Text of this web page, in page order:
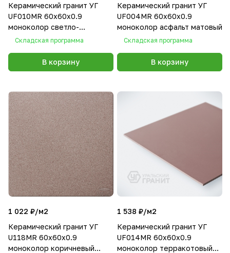
Керамический гранит УГ
UF010MR 60х60х0.9
моноколор светло-
молочный матовый
Складская программа
В корзину
Керамический гранит УГ
UF004MR 60х60х0.9
моноколор асфальт матовый
Складская программа
В корзину
1 022 ₽/м2
Керамический гранит УГ
U118MR 60х60х0.9
моноколор коричневый
1 538 ₽/м2
Керамический гранит УГ
UF014MR 60х60х0.9
моноколор терракотовый